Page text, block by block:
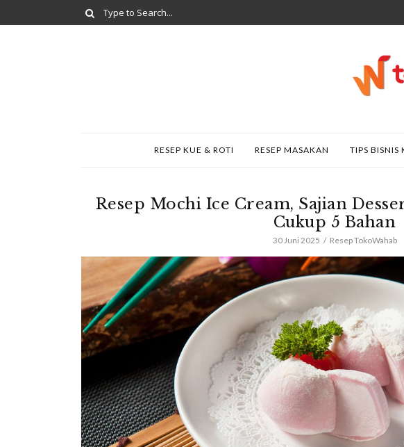
RESEP KUE & ROTI RESEP MASAKAN TIPS BISNIS
Resep Mochi Ice Cream, Sajian
Cukup 5 Bahan
30 Juni 2025 Resep TokoWahab